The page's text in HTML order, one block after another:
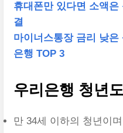
휴대폰만 있다면 소액은
결
마이너스통장 금리 낮
은행 TOP 3
우리은행 청년
만 34세 이하의 청년이